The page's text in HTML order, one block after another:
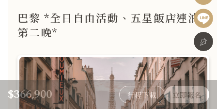
巴黎 *全日自由活動、五星飯店連泊
第二晚*
$366,900 行程下載 立即報名